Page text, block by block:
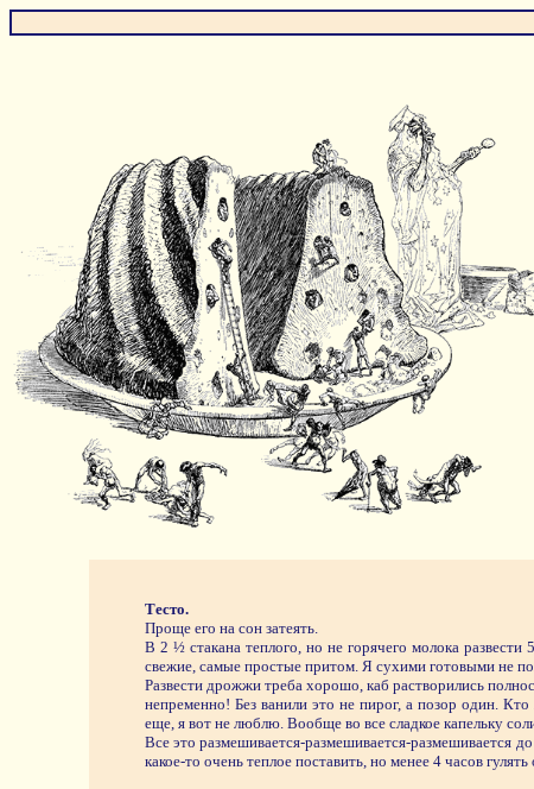
Тесто.
Проще его на сон затеять.
В 2 ½ стакана теплого, но не горячего молока
свежие, самые простые притом. Я сухими готовыми не
Развести дрожжи треба хорошо, каб растворились
непременно! Без ванили это не пирог, а позор один.
еще, я вот не люблю. Вообще во все сладкое капельку
Все это размешивается-размешивается-размешивается
какое-то очень теплое поставить, но менее 4 часов